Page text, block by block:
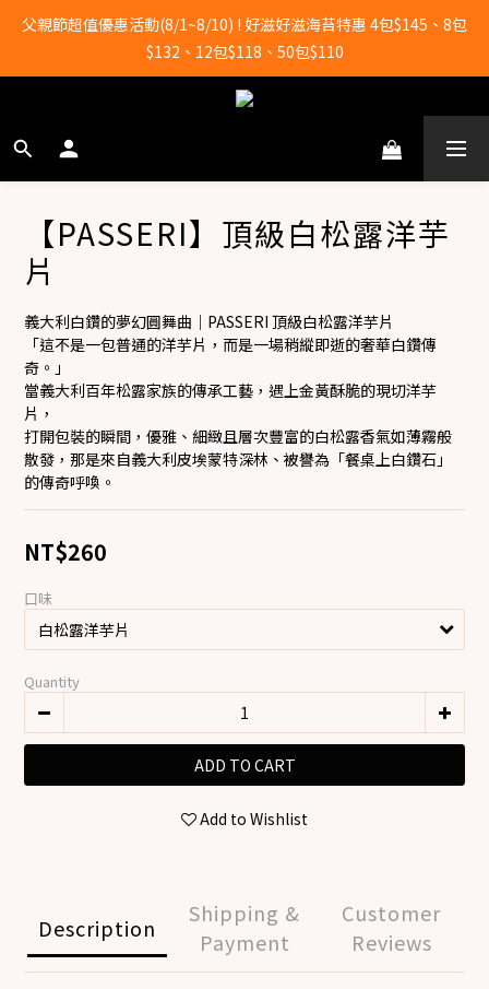
全店滿2000元即享免運！
父親節超值優惠活動(8/1~8/10) ! 好滋好滋海苔特惠 4包$145、8包
$132、12包$118、50包$110
全店滿2000元即享免運！
【PASSERI】頂級白松露洋芋
片
義大利白鑽的夢幻圓舞曲｜PASSERI 頂級白松露洋芋片
「這不是一包普通的洋芋片，而是一場稍縱即逝的奢華白鑽傳
奇。」
當義大利百年松露家族的傳承工藝，遇上金黃酥脆的現切洋芋
片，
打開包裝的瞬間，優雅、細緻且層次豐富的白松露香氣如薄霧般
散發，那是來自義大利皮埃蒙特深林、被譽為「餐桌上白鑽石」
的傳奇呼喚。
NT$260
口味
Quantity
ADD TO CART
Add to Wishlist
Description
Shipping &
Payment
Customer
Reviews